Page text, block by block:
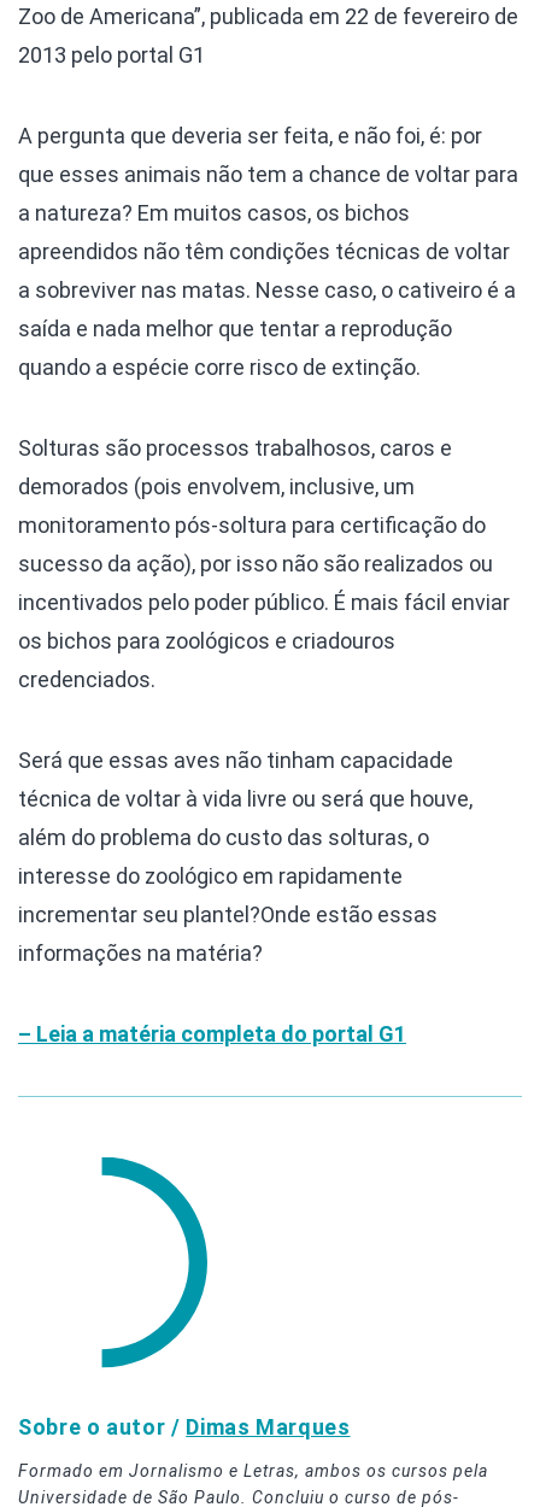
Zoo de Americana”, publicada em 22 de fevereiro de
2013 pelo portal G1
A pergunta que deveria ser feita, e não foi, é: por
que esses animais não tem a chance de voltar para
a natureza? Em muitos casos, os bichos
apreendidos não têm condições técnicas de voltar
a sobreviver nas matas. Nesse caso, o cativeiro é a
saída e nada melhor que tentar a reprodução
quando a espécie corre risco de extinção.
Solturas são processos trabalhosos, caros e
demorados (pois envolvem, inclusive, um
monitoramento pós-soltura para certificação do
sucesso da ação), por isso não são realizados ou
incentivados pelo poder público. É mais fácil enviar
os bichos para zoológicos e criadouros
credenciados.
Será que essas aves não tinham capacidade
técnica de voltar à vida livre ou será que houve,
além do problema do custo das solturas, o
interesse do zoológico em rapidamente
incrementar seu plantel?Onde estão essas
informações na matéria?
– Leia a matéria completa do portal G1
Sobre o autor / Dimas Marques
Formado em Jornalismo e Letras, ambos os cursos pela
Universidade de São Paulo. Concluiu o curso de pós-